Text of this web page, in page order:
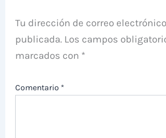
Tu dirección de correo
publicada. Los campos
marcados con *
Comentario *